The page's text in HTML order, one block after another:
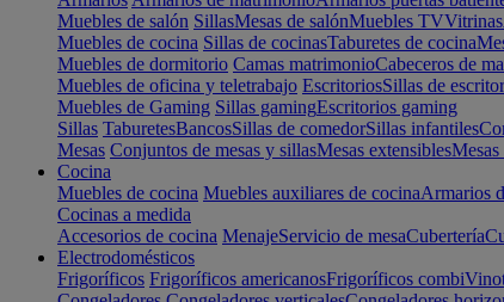
Muebles de salón SillasMesas de salónMuebles TVVitrinas
Muebles de cocina Sillas de cocinasTaburetes de cocina
Muebles de dormitorio Camas matrimonioCabeceros de
Muebles de oficina y teletrabajo EscritoriosSillas de
Muebles de Gaming Sillas gamingEscritorios gaming
Sillas TaburetesBancosSillas de comedorSillas infantiles
Mesas Conjuntos de mesas y sillasMesas extensiblesMesas
Cocina
Muebles de cocina Muebles auxiliares de cocinaArmarios
Cocinas a medida
Accesorios de cocina MenajeServicio de mesaCubertería
Electrodomésticos
Frigoríficos Frigoríficos americanosFrigoríficos combi